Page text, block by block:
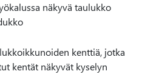
näkyvä taulukko
kenttiä, jotka
kentät näkyvät kyselyn